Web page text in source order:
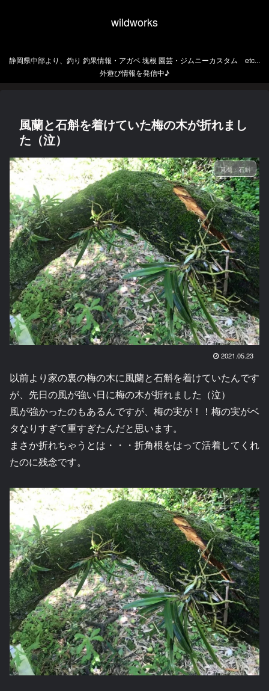
wildworks
静岡県中部より、釣り 釣果情報・アガベ 塊根 園芸・ジムニーカスタム etc...
外遊び情報を発信中♪
風蘭と石斛を着けていた梅の木が折れまし
た（泣）
風蘭・石斛
2021.05.23
以前より家の裏の梅の木に風蘭と石斛を着けていたんです
が、先日の風が強い日に梅の木が折れました（泣）
風が強かったのもあるんですが、梅の実が！！梅の実がベ
タなりすぎて重すぎたんだと思います。
まさか折れちゃうとは・・・折角根をはって活着してくれ
たのに残念です。